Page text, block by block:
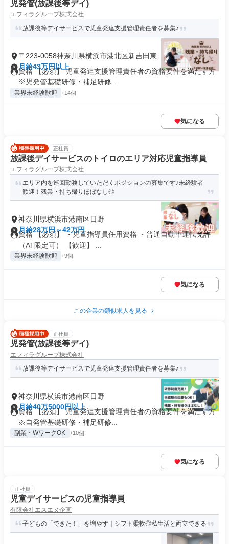
児発管(放課後等デイ)
エフィラグループ株式会社
放課後等デイサービスで児童発達支援管理責任者を募集♪
〒223-0058神奈川県横浜市港北区新吉田東
月給43万円以上
資格 【必須】 児童発達支援管理責任者の資格要件を満たす方
※児発管基礎研修・補足研修...
業界未経験歓迎 +14個
気になる
正社員
放課後デイサービスのトイロのエリア対応児童指導員
エフィラグループ株式会社
エリア内を巡回勤務していただくポジションの募集です♪未経験者
歓迎！残業・持ち帰りほぼなし◎
神奈川県横浜市港南区日野
月給28万円～42万円
資格 【必須】 ・児童指導員任用資格 ・普通自動車運転免許
（AT限定可） 【歓迎】 ...
業界未経験歓迎 +9個
気になる
この企業の類似求人を見る
正社員
児発管(放課後等デイ)
エフィラグループ株式会社
放課後等デイサービスで児童発達支援管理責任者を募集♪
神奈川県横浜市港南区日野
月給40万5000円以上
資格 【必須】 児童発達支援管理責任者の資格要件を満たす方
※自発管基礎研修・補足研修...
副業・WワークOK +10個
気になる
正社員
児童デイサービスの児童指導員
有限会社エスエヌ企画
子どもの「できた！」を増やす｜シフト柔軟◎私生活と両立できる